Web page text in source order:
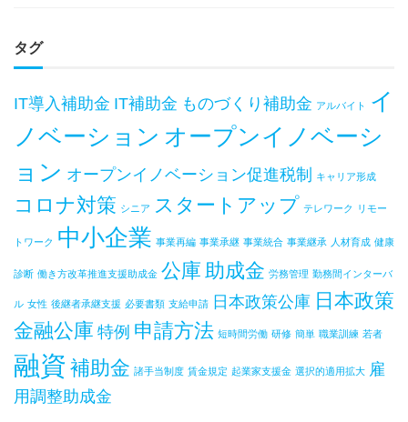
タグ
IT導入補助金 IT補助金 ものづくり補助金 アルバイト
イ
ノベーション オープンイノベーシ
ョン オープンイノベーション促進税制 キャリア形成
コロナ対策 シニア スタートアップ テレワーク リモー
トワーク 中小企業 事業再編 事業承継 事業統合 事業継承 人材育成 健康
診断 働き方改革推進支援助成金 公庫 助成金 労務管理 勤務間インターバ
ル 女性 後継者承継支援 必要書類 支給申請 日本政策公庫 日本政策
金融公庫 特例 申請方法 短時間労働 研修 簡単 職業訓練 若者
融資 補助金 諸手当制度 賃金規定 起業家支援金 選択的適用拡大 雇
用調整助成金